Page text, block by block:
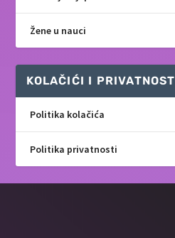
Žene u nauci
KOLAČIĆI I PRIVATNOST
Politika kolačića
Politika privatnosti